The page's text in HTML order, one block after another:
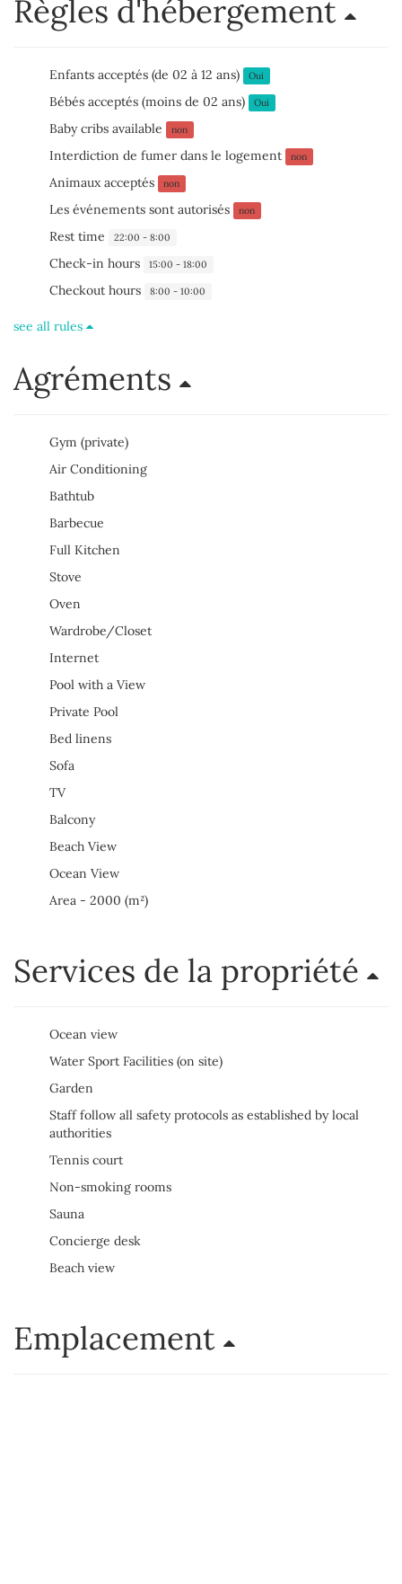
Règles d'hébergement
Enfants acceptés (de 02 à 12 ans) Oui
Bébés acceptés (moins de 02 ans) Oui
Baby cribs available non
Interdiction de fumer dans le logement non
Animaux acceptés non
Les événements sont autorisés non
Rest time 22:00 - 8:00
Check-in hours 15:00 - 18:00
Checkout hours 8:00 - 10:00
see all rules
Agréments
Gym (private)
Air Conditioning
Bathtub
Barbecue
Full Kitchen
Stove
Oven
Wardrobe/Closet
Internet
Pool with a View
Private Pool
Bed linens
Sofa
TV
Balcony
Beach View
Ocean View
Area - 2000 (m²)
Services de la propriété
Ocean view
Water Sport Facilities (on site)
Garden
Staff follow all safety protocols as established by local
authorities
Tennis court
Non-smoking rooms
Sauna
Concierge desk
Beach view
Emplacement